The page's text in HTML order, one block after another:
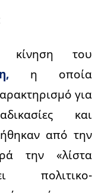
κίνηση του
η οποία
για
και
από την
την «λίστα
πολιτικο-